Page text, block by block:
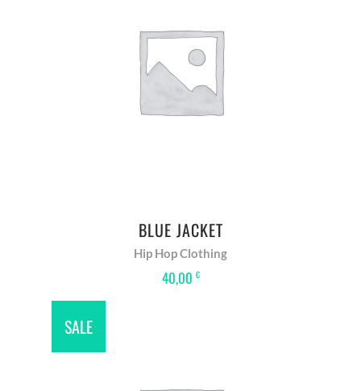
IN DEN WARENKORB
BLUE JACKET
Hip Hop Clothing
40,00 €
SALE